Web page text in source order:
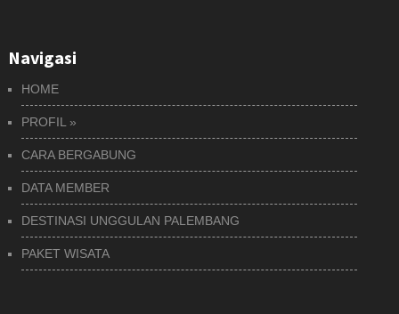
Navigasi
HOME
PROFIL »
CARA BERGABUNG
DATA MEMBER
DESTINASI UNGGULAN PALEMBANG
PAKET WISATA